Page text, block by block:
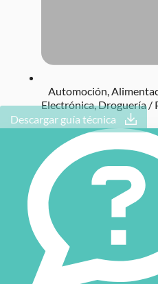
Automoción,
Electrónica,Droguería /
Descargar guía técnica